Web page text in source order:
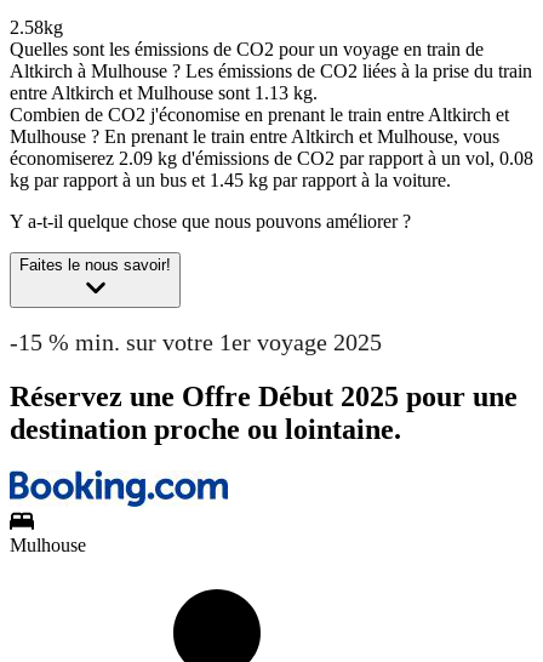
2.58kg
Quelles sont les émissions de CO2 pour un voyage en train de
Altkirch à Mulhouse ? Les émissions de CO2 liées à la prise du train
entre Altkirch et Mulhouse sont 1.13 kg.
Combien de CO2 j'économise en prenant le train entre Altkirch et
Mulhouse ? En prenant le train entre Altkirch et Mulhouse, vous
économiserez 2.09 kg d'émissions de CO2 par rapport à un vol, 0.08
kg par rapport à un bus et 1.45 kg par rapport à la voiture.
Y a-t-il quelque chose que nous pouvons améliorer ?
Faites le nous savoir!
-15 % min. sur votre 1er voyage 2025
Réservez une Offre Début 2025 pour une
destination proche ou lointaine.
Mulhouse